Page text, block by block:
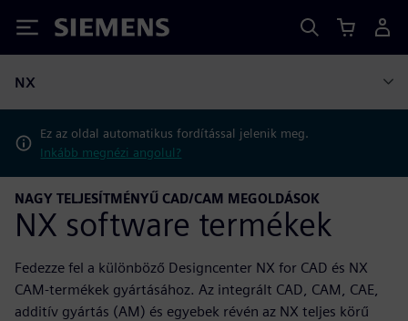
Siemens
NX
Ez az oldal automatikus fordítással jelenik meg.
Inkább megnézi angolul?
NAGY TELJESÍTMÉNYŰ CAD/CAM MEGOLDÁSOK
NX software termékek
Fedezze fel a különböző Designcenter NX for CAD és NX
CAM-termékek gyártásához. Az integrált CAD, CAM, CAE,
additív gyártás (AM) és egyebek révén az NX teljes körű